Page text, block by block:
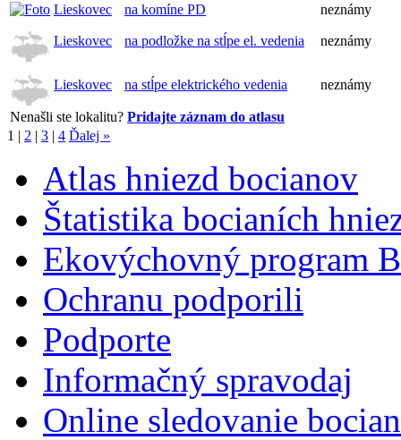
Lieskovec
na komíne PD neznámy
Lieskovec na podložke na stĺpe el. vedenia neznámy
Lieskovec na stĺpe elektrického vedenia neznámy
Nenašli ste lokalitu? Pridajte záznam do atlasu
1 | 2 | 3 | 4 Ďalej »
Atlas hniezd bocianov
Štatistika bocianích
Ekovýchovný program
Ochranu podporili
Podporte
Informačný spravodaj
Online sledovanie